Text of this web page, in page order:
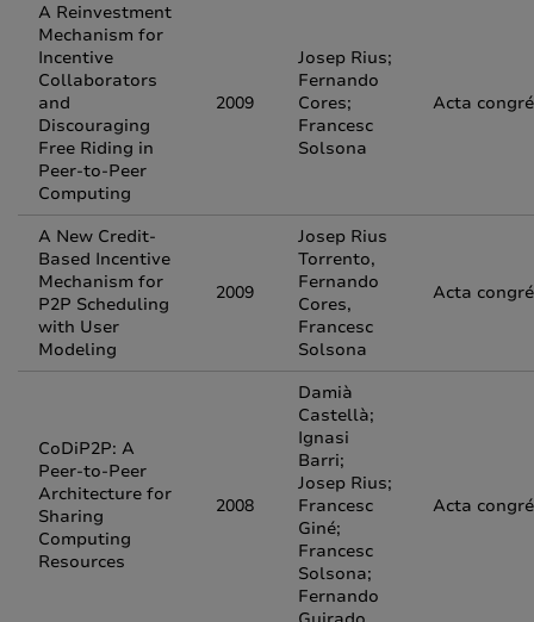
A Reinvestment
Mechanism for
Incentive
Collaborators
and
Discouraging
Free Riding in
Peer-to-Peer
Computing
2009
Josep Rius;
Fernando
Cores;
Francesc
Solsona
Acta
A New Credit-
Based Incentive
Mechanism for
P2P Scheduling
with User
Modeling
2009
Josep Rius
Torrento,
Fernando
Cores,
Francesc
Solsona
Acta
CoDiP2P: A
Peer-to-Peer
Architecture for
Sharing
Computing
Resources
2008
Damià
Castellà;
Ignasi
Barri;
Josep Rius;
Francesc
Giné;
Francesc
Solsona;
Fernando
Acta